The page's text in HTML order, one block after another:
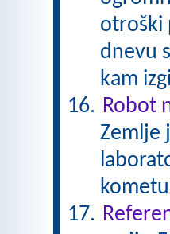
otroški
dnevu
kam
Robot
Zemlje